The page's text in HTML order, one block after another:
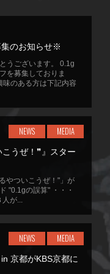
のお知らせ※
うございます。 0.1g
を募集しておりま
のある方は下記内容
NEWS MEDIA
こうぜ！❞』スター
やついこうぜ！"」が
"0.1gの誤算" ・・・
人が...
NEWS MEDIA
京都がKBS京都に